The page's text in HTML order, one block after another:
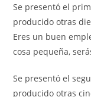
Se presentó el
producido otras
Eres un buen
cosa pequeña,
Se presentó el
producido otras